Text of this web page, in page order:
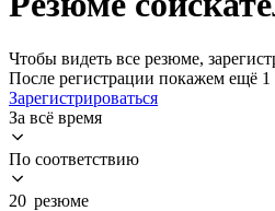
Чтобы видеть все резюме,
После регистрации покажем ещё
Зарегистрироваться
За всё время
По соответствию
20 резюме